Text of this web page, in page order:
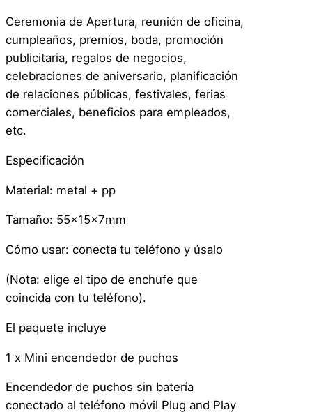
l
u
l
a
r
–
T
i
o
c
a
t
i
a
d
Ceremonia de Apertura, reunión de oficina,
cumpleaños, premios, boda, promoción
publicitaria, regalos de negocios,
celebraciones de aniversario, planificación
de relaciones públicas, festivales, ferias
comerciales, beneficios para empleados,
etc.
Especificación
Material: metal + pp
Tamaño: 55x15x7mm
Cómo usar: conecta tu teléfono y úsalo
(Nota: elige el tipo de enchufe que
coincida con tu teléfono).
El paquete incluye
1 x Mini encendedor de puchos
Encendedor de puchos sin batería
conectado al teléfono móvil Plug and Play